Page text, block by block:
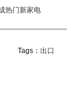
热门新家电
Tags： 出口